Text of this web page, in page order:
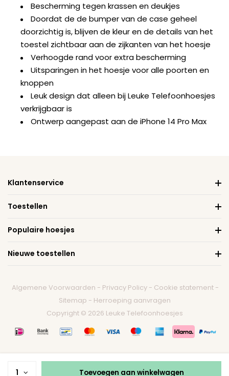
Bescherming tegen krassen en deukjes
Doordat de de bumper van de case geheel
doorzichtig is, blijven de kleur en de details van het
toestel zichtbaar aan de zijkanten van het hoesje
Verhoogde rand voor extra bescherming
Uitsparingen in het hoesje voor alle poorten en
knoppen
Leuk design dat alleen bij Leuke Telefoonhoesjes
verkrijgbaar is
Ontwerp aangepast aan de iPhone 14 Pro Max
Klantenservice
Toestellen
Populaire hoesjes
Nieuwe toestellen
Algemene Voorwaarden - Privacy Policy - Cookie statement -
Sitemap - Herroeping aanvragen
Copyright © 2026 Leuke Telefoonhoesjes
1 Toevoegen aan winkelwagen